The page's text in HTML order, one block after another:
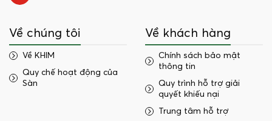
Về chúng tôi
Về KHIM
Quy chế hoạt động của
Sàn
Về khách hàng
Chính sách bảo mật
thông tin
Quy trình hỗ trợ giải
quyết khiếu nại
Trung tâm hỗ trợ